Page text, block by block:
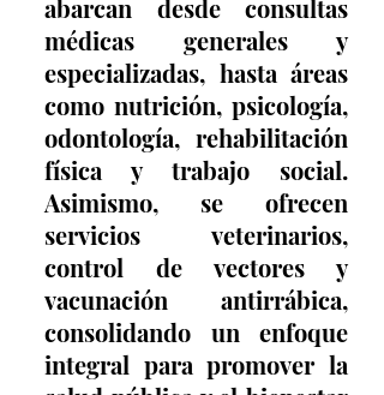
abarcan desde consultas
médicas generales y
especializadas, hasta áreas
como nutrición, psicología,
odontología, rehabilitación
física y trabajo social.
Asimismo, se ofrecen
servicios veterinarios,
control de vectores y
vacunación antirrábica,
consolidando un enfoque
integral para promover la